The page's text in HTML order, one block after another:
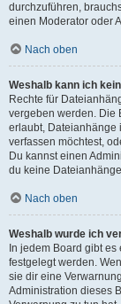
durchzuführen,
einen Moderator oder
Nach oben
Weshalb kann ich
Rechte für
vergeben werden. Die
erlaubt, Dateianhänge
verfassen möchtest,
Du kannst einen
du keine
Nach oben
Weshalb wurde ich
In jedem Board gibt
festgelegt werden.
sie dir eine
Administration dieses